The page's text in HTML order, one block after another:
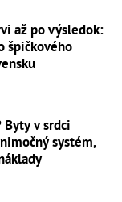
až po výsledok:
špičkového
v srdci
systém,